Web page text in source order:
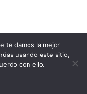
te damos la mejor
usando este sitio,
con ello.